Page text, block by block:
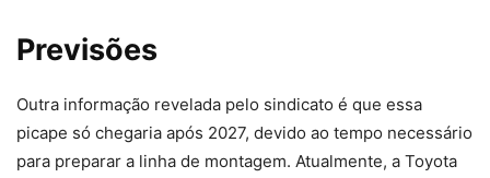
Previsões
Outra informação revelada pelo sindicato é que essa
picape só chegaria após 2027, devido ao tempo necessário
para preparar a linha de montagem. Atualmente, a Toyota